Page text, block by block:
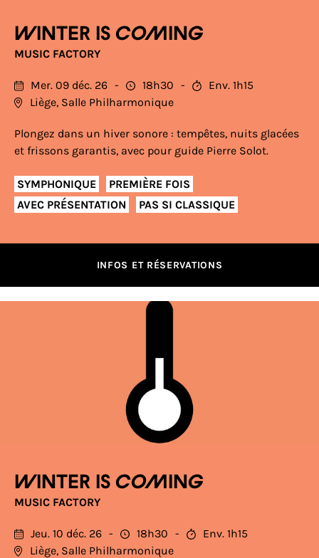
Winter is coming
MUSIC FACTORY
Mer. 09 déc. 26 18h30
Env. 1h15
Liège, Salle Philharmonique
Plongez dans un hiver sonore : tempêtes, nuits glacées
et frissons garantis, avec pour guide Pierre Solot.
SYMPHONIQUE
PREMIÈRE FOIS
AVEC PRÉSENTATION
PAS SI CLASSIQUE
INFOS ET RÉSERVATIONS
Winter is coming
MUSIC FACTORY
Jeu. 10 déc. 26 18h30
Env. 1h15
Liège, Salle Philharmonique